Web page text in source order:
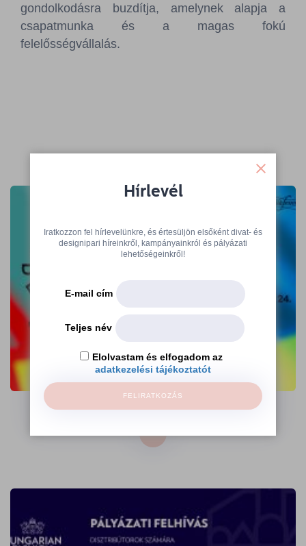
gondolkodásra buzdítja, amelynek alapja a
csapatmunka és a magas fokú
felelősségvállalás.
A 360 Design Budapest kiállítói várnak
az Ajándék Terminálon
→
Hírlevél
Iratkozzon fel hírlevelünkre, és értesüljön elsőként divat- és
designipari híreinkről, kampányainkról és pályázati
lehetőségeinkről!
E-mail cím
Teljes név
Elolvastam és elfogadom az
adatkezelési tájékoztatót
FELIRATKOZÁS